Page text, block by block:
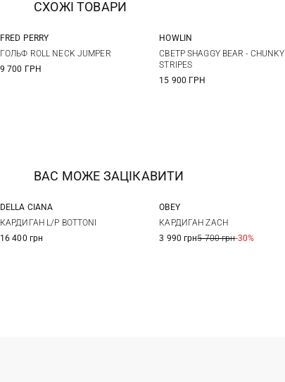
СХОЖІ ТОВАРИ
M L XL
FRED PERRY
ГОЛЬФ ROLL NECK JUMPER
9 700 ГРН
M L XL
HOWLIN
СВЕТР SHAGGY BEAR - CHUNKY
STRIPES
15 900 ГРН
ВАС МОЖЕ ЗАЦІКАВИТИ
48 50 52
DELLA CIANA
КАРДИГАН L/P BOTTONI
16 400 грн
S M
OBEY
КАРДИГАН ZACH
3 990 грн5 700 грн-30%